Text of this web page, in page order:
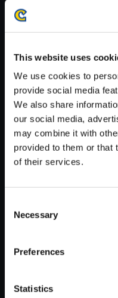
This website uses
We use cookies to
provide social media
We also share
our social media,
may combine it with
provided to them or that
of their services.
Selection
Necessary
Preferences
Statistics
がかかる場合がございます。
※ご購入いただいたファイ
が安定しているWifi環境で
【
バ
ル